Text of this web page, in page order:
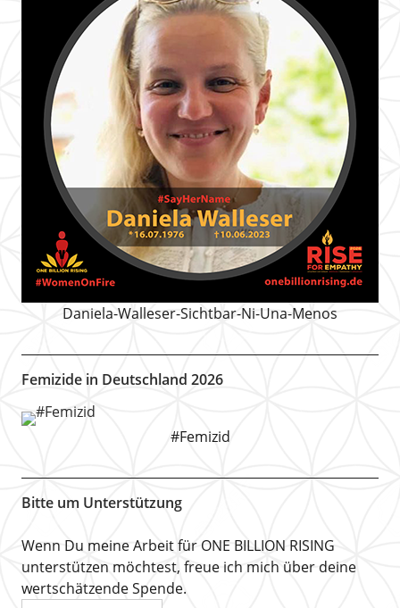
Daniela-Walleser-Sichtbar-Ni-Una-Menos
Femizide in Deutschland 2026
#Femizid
Bitte um Unterstützung
Wenn Du meine Arbeit für ONE BILLION RISING
unterstützen möchtest, freue ich mich über deine
wertschätzende Spende.